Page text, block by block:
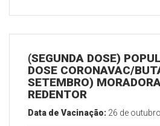
(SEGUNDA DOSE)
DOSE CORONAVAC/
SETEMBRO)
REDENTOR
Data de Vacinação: 26 de